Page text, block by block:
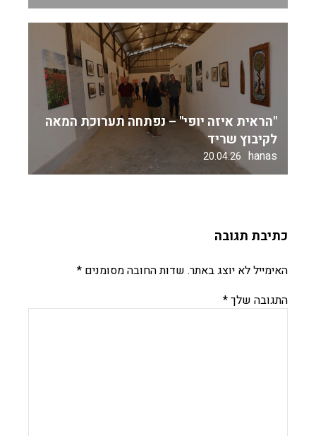
"הראית איזה יופי" – נפתחה תערוכת המאה
לקיבוץ שריד
hanas
20.04.26
כתיבת תגובה
האימייל לא יוצג באתר. שדות החובה מסומנים *
התגובה שלך*